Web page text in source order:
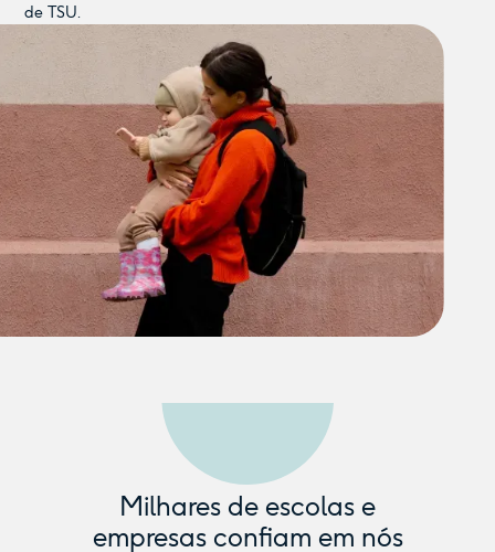
de TSU.
Milhares de escolas e
empresas confiam em nós